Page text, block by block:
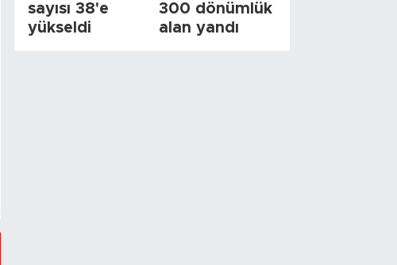
sayısı 38'e
yükseldi
300 dönümlük
alan yandı